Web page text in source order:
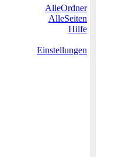
AlleOrdner
AlleSeiten
Hilfe
Einstellungen